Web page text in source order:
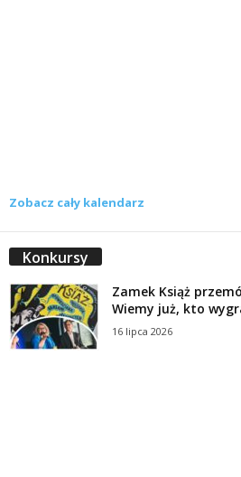
Zobacz cały kalendarz
Konkursy
Zamek Książ
Wiemy już, kto
16 lipca 2026